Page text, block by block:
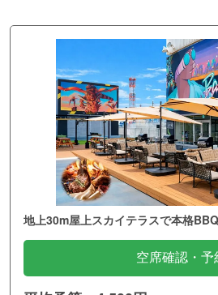
地上30m屋上スカイテラスで本格
空席確認・予